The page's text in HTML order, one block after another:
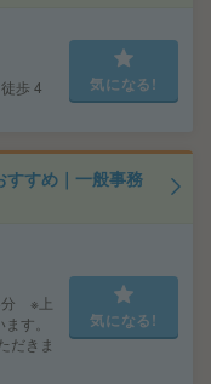
歩 4
気になる!
すすめ｜一般事務
分 ※上
す。
だきま
気になる!